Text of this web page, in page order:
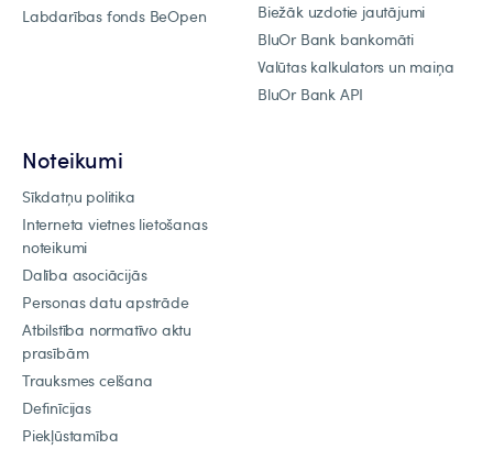
Labdarības fonds BeOpen
Biežāk uzdotie jautājumi
BluOr Bank bankomāti
Valūtas kalkulators un maiņa
BluOr Bank API
Noteikumi
Sīkdatņu politika
Interneta vietnes lietošanas
noteikumi
Dalība asociācijās
Personas datu apstrāde
Atbilstība normatīvo aktu
prasībām
Trauksmes celšana
Definīcijas
Piekļūstamība